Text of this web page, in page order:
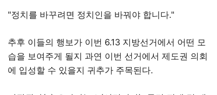
"정치를 바꾸려면 정치인을 바꿔야 합니다."
추후 이들의 행보가 이번 6.13 지방선거에서 어떤 모
습을 보여주게 될지 과연 이번 선거에서 제도권 의회
에 입성할 수 있을지 귀추가 주목된다.